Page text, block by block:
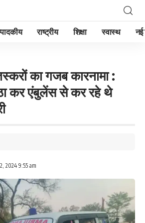
राष्ट्रीय शिक्षा स्वास्थ नई
का गजब कारनामा :
कर एंबुलेंस से कर रहे थे
2024 9:55 am